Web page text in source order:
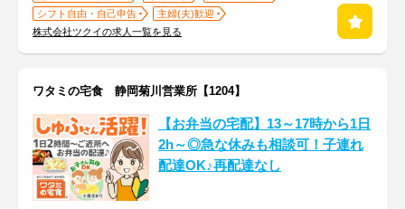
シフト自由・自己申告
主婦(夫)歓迎
株式会社ツクイの求人一覧を見る
ワタミの宅食 静岡菊川営業所【1204】
【お弁当の宅配】13～17時から1日
2h～◎急な休みも相談可！子連れ
配達OK♪再配達なし